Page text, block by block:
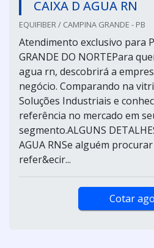
CAIXA D AGUA RN
EQUIFIBER / CAMPINA GRANDE - PB
Atendimento exclusivo para
GRANDE DO NORTEPara
agua rn, descobrirá a
negócio. Comparando na
Soluções Industriais e
referência no mercado em
segmento.ALGUNS
AGUA RNSe alguém
refer&ecir...
Cotar